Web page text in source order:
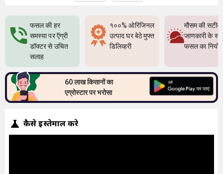
फसल की हर
समस्या पर ऍग्री
डॉक्टर से उचित
सलाह
१००% ओरिजिनल
उत्पाद घर बेठे मुफ्त
डिलिव्हरी
मौसम की सटीक
जाणकारी के
फसल का
60 लाख किसानों का
एग्रोस्टार पर भरोसा
कैसे इस्तेमाल करे